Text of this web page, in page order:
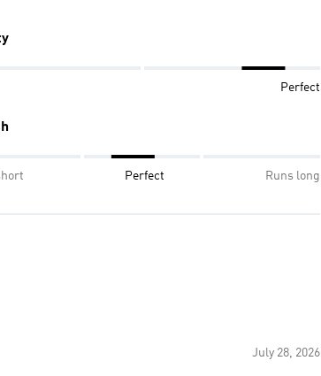
Perfect
Perfect Runs long
July 28, 2026